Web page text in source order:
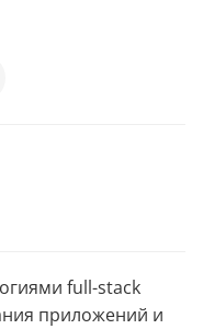
full-stack
приложений и